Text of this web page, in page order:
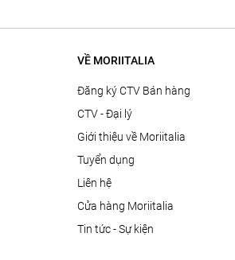
VỀ MORIITALIA
Đăng ký CTV Bán hàng
CTV - Đại lý
Giới thiệu về Moriitalia
Tuyển dụng
Liên hệ
Cửa hàng Moriitalia
Tin tức - Sự kiện